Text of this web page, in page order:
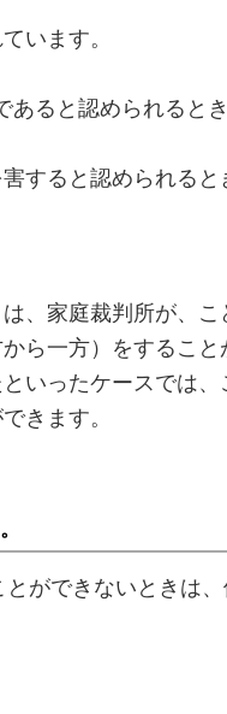
います。
あると認められるとき
すると認められると
、家庭裁判所が、
ら一方）をするこ
いったケースでは、
きます。
ができないときは、